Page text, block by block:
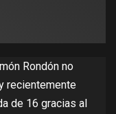
Rondón no
recientemente
de 16 gracias al